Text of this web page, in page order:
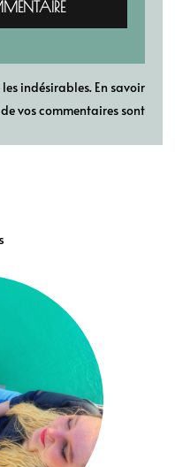
indésirables. En savoir
vos commentaires sont